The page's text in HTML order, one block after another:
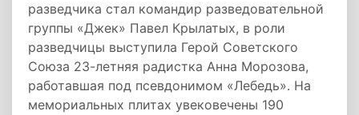
разведчика стал командир разведовательной
группы «Джек» Павел Крылатых, в роли
разведчицы выступила Герой Советского
Союза 23-летняя радистка Анна Морозова,
работавшая под псевдонимом «Лебедь». На
мемориальных плитах увековечены 190